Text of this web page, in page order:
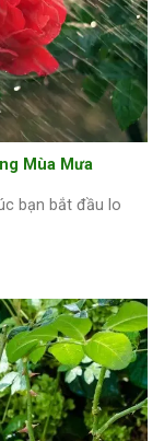
Mùa Mưa
bạn bắt đầu lo